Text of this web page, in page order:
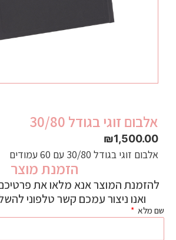
אלבום זוגי בגודל 30/80
₪1,500.00
אלבום זוגי בגודל 30/80 עם 60 עמודים
הזמנת מוצר
להזמנת המוצר אנא מלאו את
ואנו ניצור עמכם קשר טלפוני
שם מלא